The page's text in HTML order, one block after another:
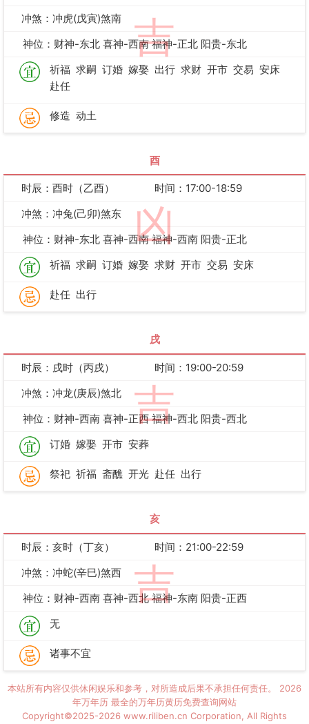
吉
冲煞：冲虎(戊寅)煞南
神位：财神-东北 喜神-西南 福神-正北 阳贵-东北
祈福 求嗣 订婚 嫁娶 出行 求财 开市 交易 安床
赴任
修造 动土
酉
凶
时辰：酉时（乙酉）
时间：17:00-18:59
冲煞：冲兔(己卯)煞东
神位：财神-东北 喜神-西南 福神-西南 阳贵-正北
祈福 求嗣 订婚 嫁娶 求财 开市 交易 安床
赴任 出行
戌
吉
时辰：戌时（丙戌）
时间：19:00-20:59
冲煞：冲龙(庚辰)煞北
神位：财神-西南 喜神-正西 福神-西北 阳贵-西北
订婚 嫁娶 开市 安葬
祭祀 祈福 斋醮 开光 赴任 出行
亥
吉
时辰：亥时（丁亥）
时间：21:00-22:59
冲煞：冲蛇(辛巳)煞西
神位：财神-西南 喜神-西北 福神-东南 阳贵-正西
无
诸事不宜
本站所有内容仅供休闲娱乐和参考，对所造成后果不承担任何责任。 2026
年万年历 最全的万年历黄历免费查询网站
Copyright©2025-2026 www.riliben.cn Corporation, All Rights